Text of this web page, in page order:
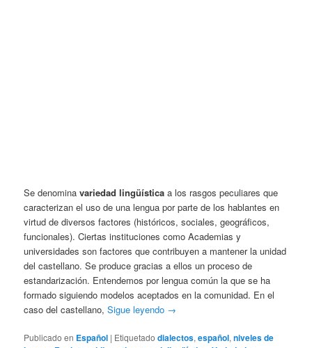
Se denominavariedad lingüística a los rasgos peculiares que
caracterizan el uso de una lengua por parte de los hablantes en
virtud de diversos factores (históricos, sociales, geográficos,
funcionales). Ciertas instituciones como Academias y
universidades son factores que contribuyen a mantener la unidad
del castellano. Se produce gracias a ellos un proceso de
estandarización. Entendemos por lengua común la que se ha
formado siguiendo modelos aceptados en la comunidad. En el
caso del castellano,Sigue leyendo →
Publicado en Español | Etiquetado dialectos,español,niveles de